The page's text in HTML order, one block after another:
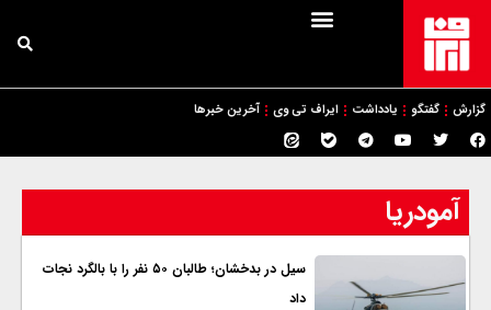
گزارش گفتگو یادداشت ایراف تی وی آخرین خبرها
آمودریا
سیل در بدخشان؛ طالبان ۵۰ نفر را با بالگرد نجات
داد